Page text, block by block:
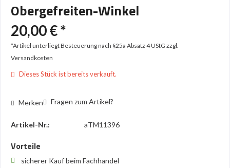
Obergefreiten-Winkel
20,00 € *
*Artikel unterliegt Besteuerung nach §25a Absatz 4 UStG zzgl.
Versandkosten
Dieses Stück ist bereits verkauft.
Merken Fragen zum Artikel?
Artikel-Nr.: aTM11396
Vorteile
sicherer Kauf beim Fachhandel